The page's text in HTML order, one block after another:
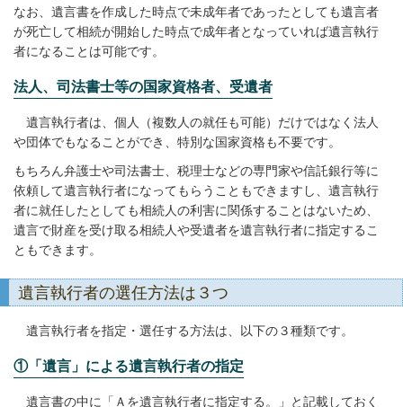
なお、遺言書を作成した時点で未成年者であったとしても遺言者
が死亡して相続が開始した時点で成年者となっていれば遺言執行
者になることは可能です。
法人、司法書士等の国家資格者、受遺者
遺言執行者は、個人（複数人の就任も可能）だけではなく法人
や団体でもなることができ、特別な国家資格も不要です。
もちろん弁護士や司法書士、税理士などの専門家や信託銀行等に
依頼して遺言執行者になってもらうこともできますし、遺言執行
者に就任したとしても相続人の利害に関係することはないため、
遺言で財産を受け取る相続人や受遺者を遺言執行者に指定するこ
ともできます。
遺言執行者の選任方法は３つ
遺言執行者を指定・選任する方法は、以下の３種類です。
①「遺言」による遺言執行者の指定
遺言書の中に「Ａを遺言執行者に指定する。」と記載しておく